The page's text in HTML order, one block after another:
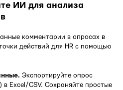
ИИ для анализа
комментарии в опросах в
действий для HR с помощью
Экспортируйте опрос
в Excel/CSV. Сохраняйте простые